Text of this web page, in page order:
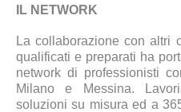
IL NETWORK
La collaborazione con altri
qualificati e preparati ha
network di professionisti
Milano e Messina.
soluzioni su misura ed a